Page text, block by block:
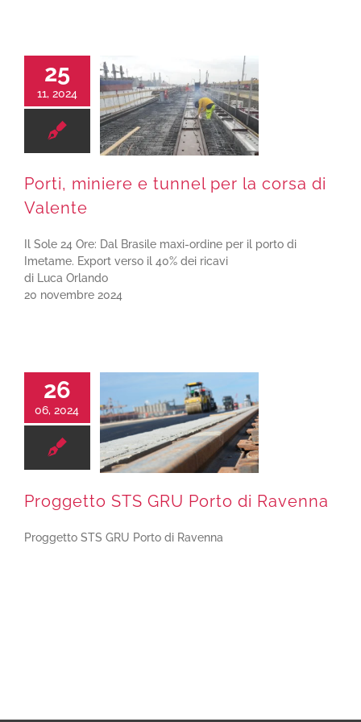
25
11, 2024
Porti, miniere e tunnel per la corsa di
Valente
Il Sole 24 Ore: Dal Brasile maxi-ordine per il porto di
Imetame. Export verso il 40% dei ricavi
di Luca Orlando
20 novembre 2024
26
06, 2024
Proggetto STS GRU Porto di Ravenna
Proggetto STS GRU Porto di Ravenna